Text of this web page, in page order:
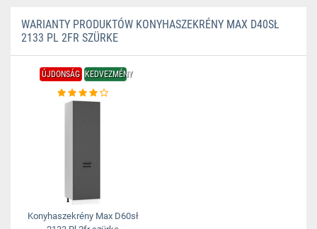
WARIANTY PRODUKTÓW KONYHASZEKRÉNY MAX D40SŁ
2133 PL 2FR SZÜRKE
ÚJDONSÁG KEDVEZMÉNY
Konyhaszekrény Max D60sł